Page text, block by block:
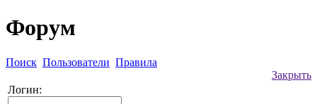
Форум
Поиск Пользователи Правила
Закрыть
Логин: